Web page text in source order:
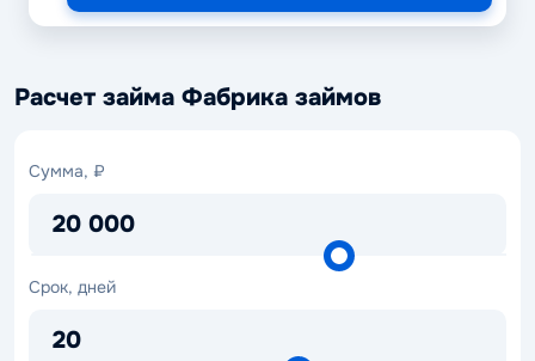
Расчет займа Фабрика займов
Сумма, ₽
20 000
Сумма,
Срок, дней
20
Срок,